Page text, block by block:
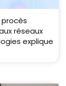
réseaux
explique